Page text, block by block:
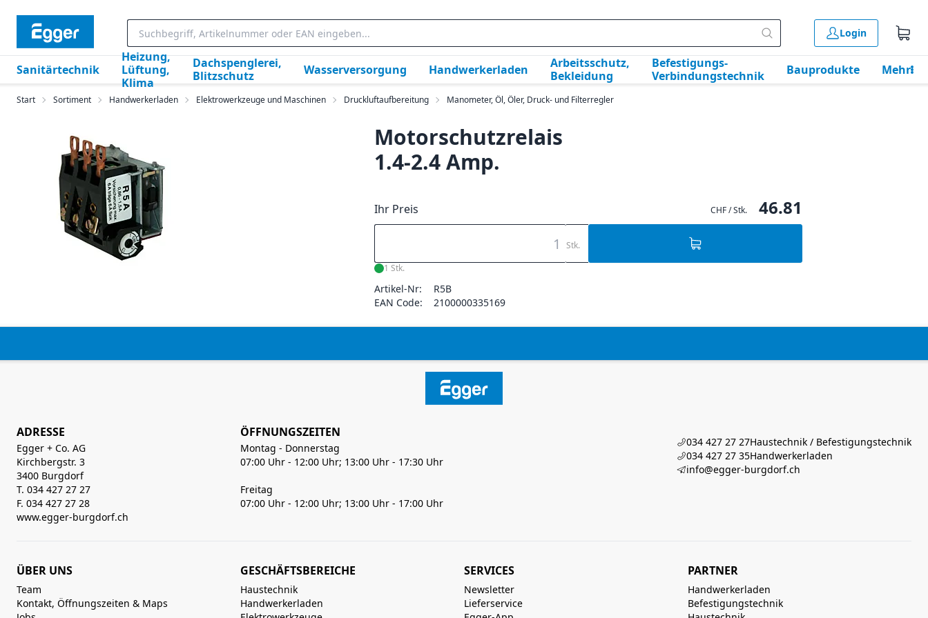
Login
Sanitärtechnik
Heizung,
Lüftung,
Klima
Dachspenglerei,
Blitzschutz
Wasserversorgung Handwerkerladen
Arbeitsschutz,
Bekleidung
Befestigungs-
Verbindungstechnik
Bauprodukte Mehr
Start Sortiment Handwerkerladen Elektrowerkzeuge und Maschinen Druckluftaufbereitung Manometer, Öl, Öler, Druck- und Filterregler
Motorschutzrelais
1.4-2.4 Amp.
Ihr Preis CHF / Stk. 46.81
Stk.
1 Stk.
Artikel-Nr:
R5B
EAN Code:
2100000335169
ADRESSE
Egger + Co. AG
Kirchbergstr. 3
3400 Burgdorf
T. 034 427 27 27
F. 034 427 27 28
www.egger-burgdorf.ch
ÖFFNUNGSZEITEN
Montag - Donnerstag
07:00 Uhr - 12:00 Uhr; 13:00 Uhr - 17:30 Uhr
Freitag
07:00 Uhr - 12:00 Uhr; 13:00 Uhr - 17:00 Uhr
034 427 27 27Haustechnik / Befestigungstechnik
034 427 27 35Handwerkerladen
info@egger-burgdorf.ch
ÜBER UNS
Team
Kontakt, Öffnungszeiten & Maps
GESCHÄFTSBEREICHE
Haustechnik
Handwerkerladen
SERVICES
Newsletter
Lieferservice
PARTNER
Handwerkerladen
Befestigungstechnik